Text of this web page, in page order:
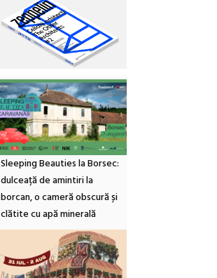
Sleeping Beauties la Borsec:
dulceață de amintiri la
borcan, o cameră obscură și
clătite cu apă minerală